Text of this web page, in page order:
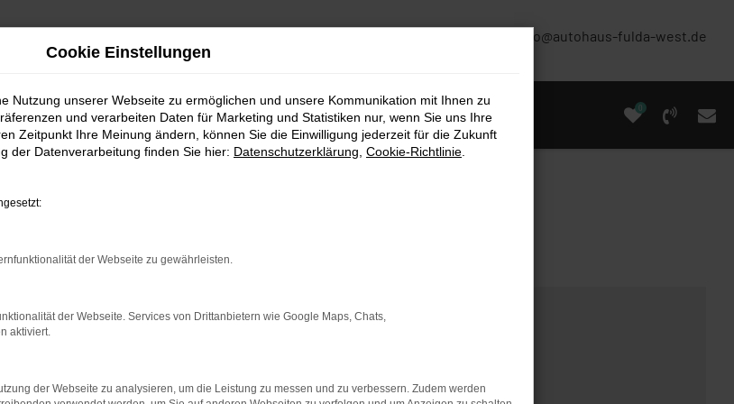
info@autohaus-fulda-west.de
0
Cookie Einstellungen
Nutzung unserer Webseite zu ermöglichen und unsere Kommunikation mit Ihnen zu
und verarbeiten Daten für Marketing und Statistiken nur, wenn Sie uns Ihre
Zeitpunkt Ihre Meinung ändern, können Sie die Einwilligung jederzeit für die Zukunft
der Datenverarbeitung finden Sie hier: Datenschutzerklärung Cookie-Richtlinie
der Webseite zu gewährleisten.
der Webseite. Services von Drittanbietern wie Google Maps, Chats,
aktiviert.
der Webseite zu analysieren, um die Leistung zu messen und zu verbessern. Zudem werden